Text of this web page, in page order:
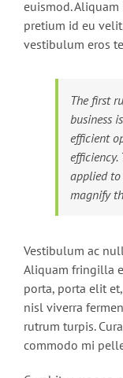
euismod.
pretium id eu
vestibulum eros
The first
business
efficient
applied
magnify
Vestibulum ac
Aliquam fringilla
porta, porta elit
nisl viverra
rutrum turpis.
commodo mi